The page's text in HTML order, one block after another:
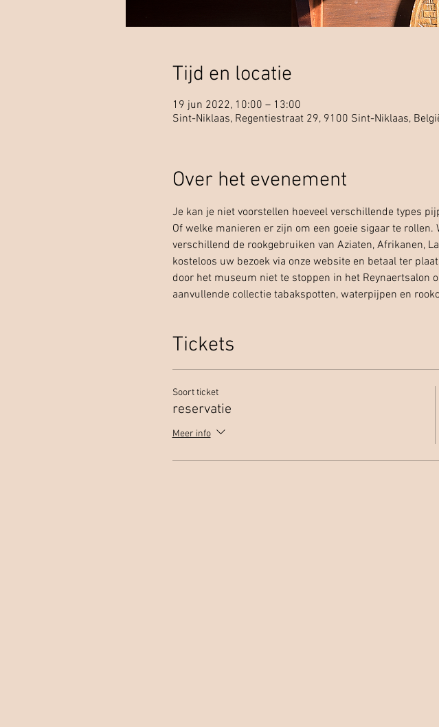
Tijd en locatie
19 jun 2022, 10:00 – 13:00
Sint-Niklaas, Regentiestraat 29, 9100 Sint-Niklaas,
Over het evenement
Je kan je niet voorstellen hoeveel verschillende types
Of welke manieren er zijn om een goeie sigaar te
verschillend de rookgebruiken van Aziaten, Afrikanen,
kosteloos uw bezoek via onze website en betaal ter
door het museum niet te stoppen in het Reynaertsalon
aanvullende collectie tabakspotten, waterpijpen en
Tickets
Soort ticket
reservatie
Meer info